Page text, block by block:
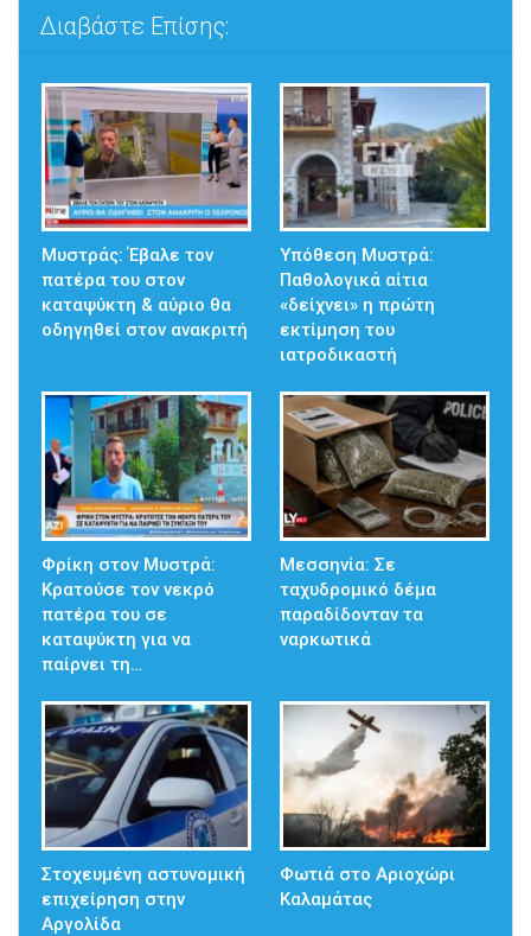
Διαβάστε Επίσης:
Μυστράς: Έβαλε τον
πατέρα του στον
καταψύκτη & αύριο θα
οδηγηθεί στον ανακριτή
Υπόθεση Μυστρά:
Παθολογικά αίτια
«δείχνει» η πρώτη
εκτίμηση του
ιατροδικαστή
Φρίκη στον Μυστρά:
Κρατούσε τον νεκρό
πατέρα του σε
καταψύκτη για να
παίρνει τη…
Μεσσηνία: Σε
ταχυδρομικό δέμα
παραδίδονταν τα
ναρκωτικά
Στοχευμένη αστυνομική
επιχείρηση στην
Αργολίδα
Φωτιά στο Αριοχώρι
Καλαμάτας